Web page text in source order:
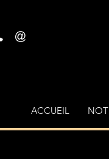
ACCUEIL